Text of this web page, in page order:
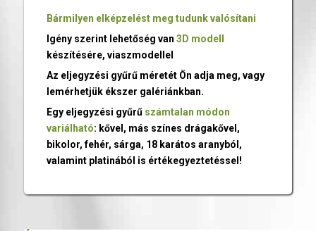
Bármilyen elképzelést meg tudunk valósítani
Igény szerint lehetőség van 3D modell
készítésére, viaszmodellel
Az eljegyzési gyűrű méretét Ön adja meg, vagy
lemérhetjük ékszer galériánkban.
Egy eljegyzési gyűrű számtalan módon
variálható: kővel, más színes drágakővel,
bikolor, fehér, sárga, 18 karátos aranyból,
valamint platinából is értékegyeztetéssel!